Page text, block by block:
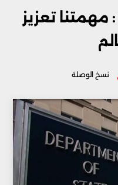
: مهمتنا تعزيز
نسخ الوصلة